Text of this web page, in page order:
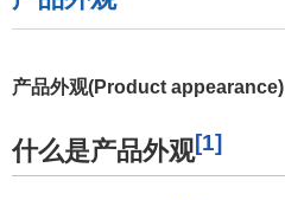
产品外观(Product appearance)
什么是产品外观[1]